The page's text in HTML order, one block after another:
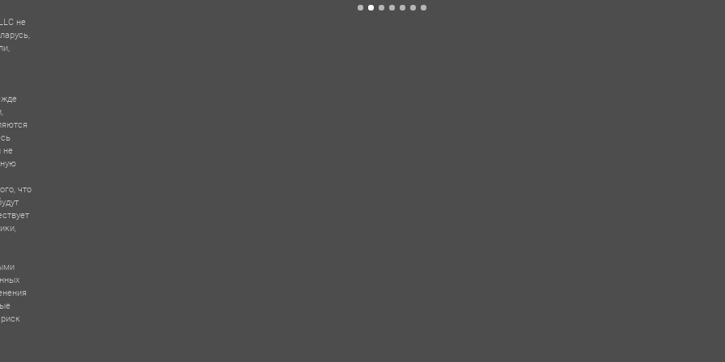
не
не
что